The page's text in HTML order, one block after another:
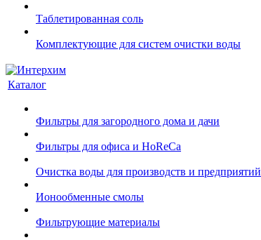
Таблетированная соль
Комплектующие для систем очистки воды
Каталог
Фильтры для загородного дома и дачи
Фильтры для офиса и HoReCa
Очистка воды для производств и предприятий
Ионообменные смолы
Фильтрующие материалы